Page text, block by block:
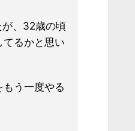
が、32歳の頃
てるかと思い
も う一度やる